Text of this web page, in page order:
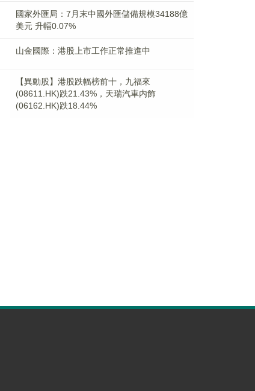
國家外匯局：7月末中國外匯儲備規模34188億
美元 升幅0.07%
山金國際：港股上市工作正常推進中
【異動股】港股跌幅榜前十，九福來
(08611.HK)跌21.43%，天瑞汽車内飾
(06162.HK)跌18.44%